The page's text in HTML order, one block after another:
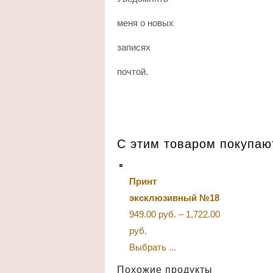
меня о новых
записях
почтой.
С этим товаром
Принт
эксклюзивный №18
949.00 руб. – 1,722.00
руб.
Выбрать ...
Похожие продукты